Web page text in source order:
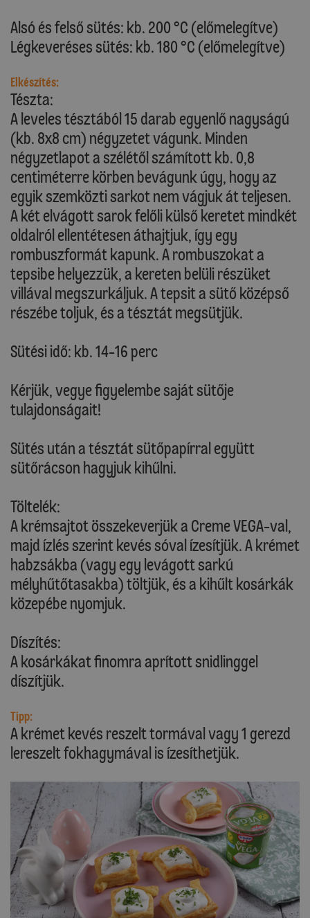
Alsó és felső sütés: kb. 200 °C (előmelegítve)
Légkeveréses sütés: kb. 180 °C (előmelegítve)
Elkészítés:
Tészta:
A leveles tésztából 15 darab egyenlő nagyságú
(kb. 8x8 cm) négyzetet vágunk. Minden
négyzetlapot a szélétől számított kb. 0,8
centiméterre körben bevágunk úgy, hogy az
egyik szemközti sarkot nem vágjuk át teljesen.
A két elvágott sarok felőli külső keretet mindkét
oldalról ellentétesen áthajtjuk, így egy
rombuszformát kapunk. A rombuszokat a
tepsibe helyezzük, a kereten belüli részüket
villával megszurkáljuk. A tepsit a sütő középső
részébe toljuk, és a tésztát megsütjük.
Sütési idő: kb. 14-16 perc
Kérjük, vegye figyelembe saját sütője
tulajdonságait!
Sütés után a tésztát sütőpapírral együtt
sütőrácson hagyjuk kihűlni.
Töltelék:
A krémsajtot összekeverjük a Creme VEGA-val,
majd ízlés szerint kevés sóval ízesítjük. A krémet
habzsákba (vagy egy levágott sarkú
mélyhűtőtasakba) töltjük, és a kihűlt kosárkák
közepébe nyomjuk.
Díszítés:
A kosárkákat finomra aprított snidlinggel
díszítjük.
Tipp:
A krémet kevés reszelt tormával vagy 1 gerezd
lereszelt fokhagymával is ízesíthetjük.